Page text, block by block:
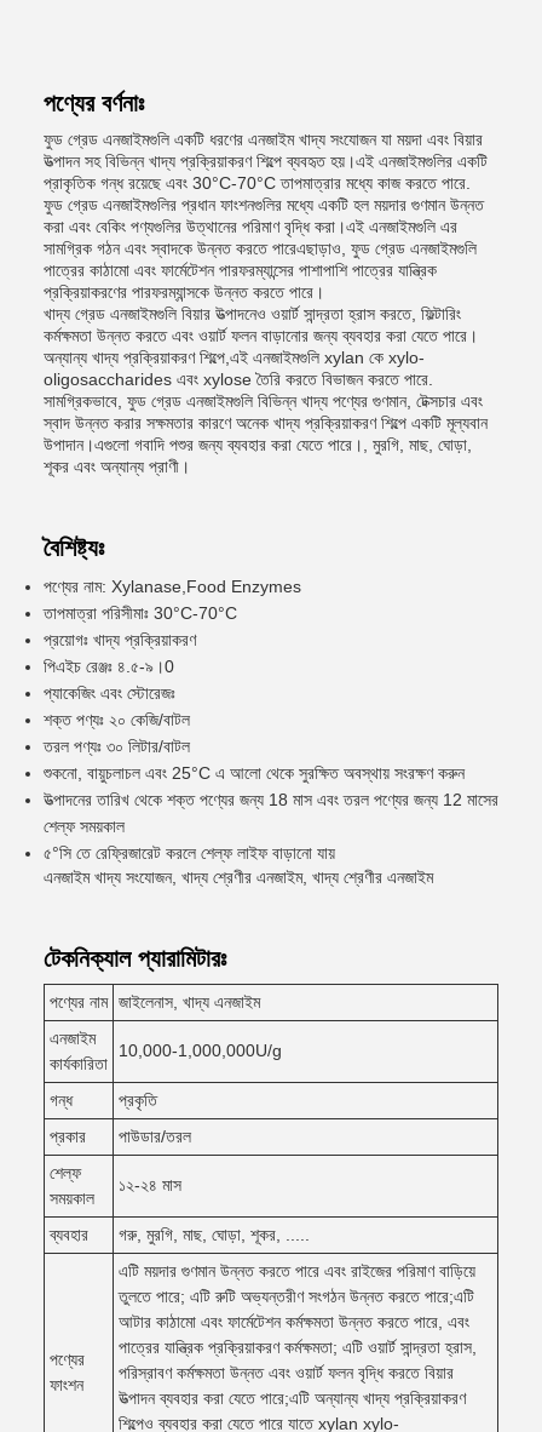
পণ্যের বর্ণনাঃ
ফুড গ্রেড এনজাইমগুলি একটি ধরণের এনজাইম খাদ্য সংযোজন যা ময়দা এবং বিয়ার
উত্পাদন সহ বিভিন্ন খাদ্য প্রক্রিয়াকরণ শিল্পে ব্যবহৃত হয়।এই এনজাইমগুলির একটি
প্রাকৃতিক গন্ধ রয়েছে এবং 30°C-70°C তাপমাত্রার মধ্যে কাজ করতে পারে.
ফুড গ্রেড এনজাইমগুলির প্রধান ফাংশনগুলির মধ্যে একটি হল ময়দার গুণমান উন্নত
করা এবং বেকিং পণ্যগুলির উত্থানের পরিমাণ বৃদ্ধি করা।এই এনজাইমগুলি এর
সামগ্রিক গঠন এবং স্বাদকে উন্নত করতে পারেএছাড়াও, ফুড গ্রেড এনজাইমগুলি
পাত্রের কাঠামো এবং ফার্মেটেশন পারফরম্যান্সের পাশাপাশি পাত্রের যান্ত্রিক
প্রক্রিয়াকরণের পারফরম্যান্সকে উন্নত করতে পারে।
খাদ্য গ্রেড এনজাইমগুলি বিয়ার উত্পাদনেও ওয়ার্ট সান্দ্রতা হ্রাস করতে, ফিল্টারিং
কর্মক্ষমতা উন্নত করতে এবং ওয়ার্ট ফলন বাড়ানোর জন্য ব্যবহার করা যেতে পারে।
অন্যান্য খাদ্য প্রক্রিয়াকরণ শিল্পে,এই এনজাইমগুলি xylan কে xylo-
oligosaccharides এবং xylose তৈরি করতে বিভাজন করতে পারে.
সামগ্রিকভাবে, ফুড গ্রেড এনজাইমগুলি বিভিন্ন খাদ্য পণ্যের গুণমান, টেক্সচার এবং
স্বাদ উন্নত করার সক্ষমতার কারণে অনেক খাদ্য প্রক্রিয়াকরণ শিল্পে একটি মূল্যবান
উপাদান।এগুলো গবাদি পশুর জন্য ব্যবহার করা যেতে পারে।, মুরগি, মাছ, ঘোড়া,
শূকর এবং অন্যান্য প্রাণী।
বৈশিষ্ট্যঃ
পণ্যের নাম: Xylanase,Food Enzymes
তাপমাত্রা পরিসীমাঃ 30°C-70°C
প্রয়োগঃ খাদ্য প্রক্রিয়াকরণ
পিএইচ রেঞ্জঃ ৪.৫-৯।0
প্যাকেজিং এবং স্টোরেজঃ
শক্ত পণ্যঃ ২০ কেজি/বাটল
তরল পণ্যঃ ৩০ লিটার/বাটল
শুকনো, বায়ুচলাচল এবং 25°C এ আলো থেকে সুরক্ষিত অবস্থায় সংরক্ষণ করুন
উত্পাদনের তারিখ থেকে শক্ত পণ্যের জন্য 18 মাস এবং তরল পণ্যের জন্য 12 মাসের
শেল্ফ সময়কাল
৫°সি তে রেফ্রিজারেট করলে শেল্ফ লাইফ বাড়ানো যায়
এনজাইম খাদ্য সংযোজন, খাদ্য শ্রেণীর এনজাইম, খাদ্য শ্রেণীর এনজাইম
টেকনিক্যাল প্যারামিটারঃ
পণ্যের নাম জাইলেনাস, খাদ্য এনজাইম
এনজাইম
কার্যকারিতা
10,000-1,000,000U/g
গন্ধ
প্রকৃতি
প্রকার
পাউডার/তরল
শেল্ফ
সময়কাল
১২-২৪ মাস
ব্যবহার গরু, মুরগি, মাছ, ঘোড়া, শূকর, .....
পণ্যের
ফাংশন
এটি ময়দার গুণমান উন্নত করতে পারে এবং রাইজের পরিমাণ বাড়িয়ে
তুলতে পারে; এটি রুটি অভ্যন্তরীণ সংগঠন উন্নত করতে পারে;এটি
আটার কাঠামো এবং ফার্মেটেশন কর্মক্ষমতা উন্নত করতে পারে, এবং
পাত্রের যান্ত্রিক প্রক্রিয়াকরণ কর্মক্ষমতা; এটি ওয়ার্ট সান্দ্রতা হ্রাস,
পরিস্রাবণ কর্মক্ষমতা উন্নত এবং ওয়ার্ট ফলন বৃদ্ধি করতে বিয়ার
উত্পাদন ব্যবহার করা যেতে পারে;এটি অন্যান্য খাদ্য প্রক্রিয়াকরণ
শিল্পেও ব্যবহার করা যেতে পারে যাতে xylan xylo-